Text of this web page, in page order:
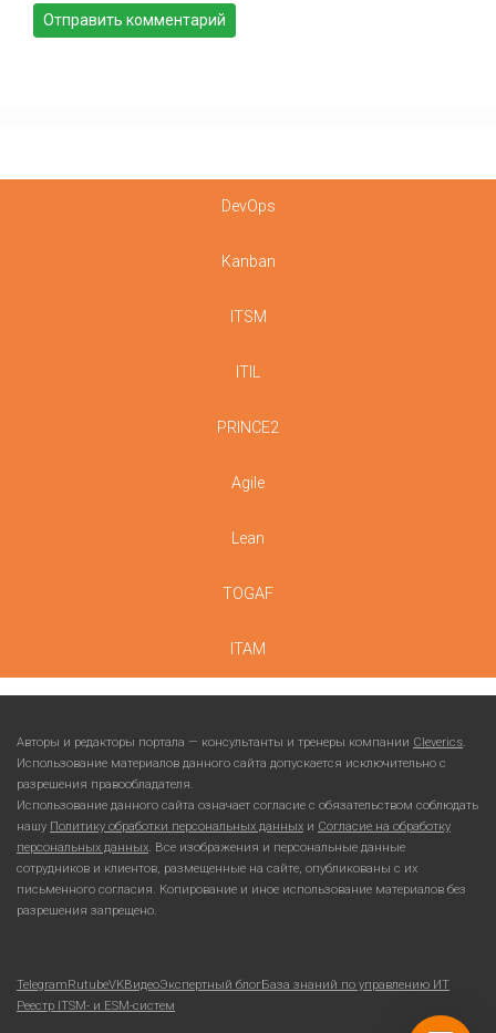
DevOps
Kanban
ITSM
ITIL
PRINCE2
Agile
Lean
TOGAF
ITAM
Авторы и редакторы портала — консультанты и тренеры компании Cleverics.
Использование материалов данного сайта допускается исключительно с
разрешения правообладателя.
Использование данного сайта означает согласие с обязательством соблюдать
нашу Политику обработки персональных данных и Согласие на обработку
персональных данных. Все изображения и персональные данные
сотрудников и клиентов, размещенные на сайте, опубликованы с их
письменного согласия. Копирование и иное использование материалов без
разрешения запрещено.
TelegramRutubeVKВидеоЭкспертный блогБаза знаний по управлению ИТ
Реестр ITSM- и ESM-систем